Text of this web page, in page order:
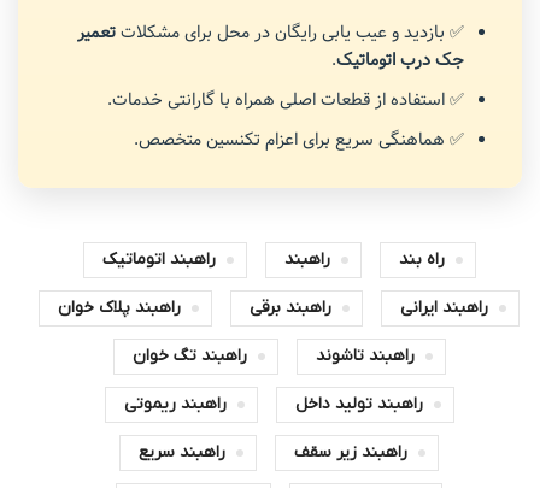
✅ بازدید و عیب یابی رایگان در محل برای مشکلاتتعمیر
جک درب اتوماتیک.
✅ استفاده از قطعات اصلی همراه با گارانتی خدمات.
✅ هماهنگی سریع برای اعزام تکنسین متخصص.
راه بند راهبند راهبند اتوماتیک
راهبند ایرانی راهبند برقی راهبند پلاک خوان
راهبند تاشوند راهبند تگ خوان
راهبند تولید داخل راهبند ریموتی
راهبند زیر سقف راهبند سریع